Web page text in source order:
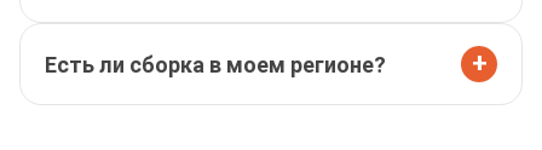
Есть ли сборка в моем регионе? +